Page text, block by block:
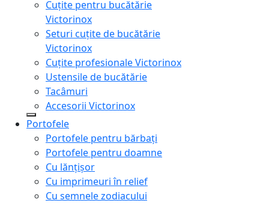
Cuțite pentru bucătărie
Victorinox
Seturi cuțite de bucătărie
Victorinox
Cuțite profesionale Victorinox
Ustensile de bucătărie
Tacâmuri
Accesorii Victorinox
Portofele
Portofele pentru bărbați
Portofele pentru doamne
Cu lănțișor
Cu imprimeuri în relief
Cu semnele zodiacului